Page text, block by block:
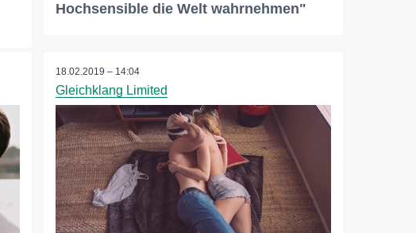
Hochsensible die Welt wahrnehmen"
18.02.2019 – 14:04
Gleichklang Limited